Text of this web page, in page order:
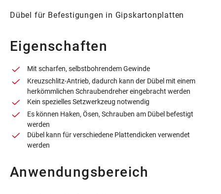
Dübel für Befestigungen in Gipskartonplatten
Eigenschaften
Mit scharfen, selbstbohrendem Gewinde
Kreuzschlitz-Antrieb, dadurch kann der Dübel mit einem
herkömmlichen Schraubendreher eingebracht werden
Kein spezielles Setzwerkzeug notwendig
Es können Haken, Ösen, Schrauben am Dübel befestigt
werden
Dübel kann für verschiedene Plattendicken verwendet
werden
Anwendungsbereich